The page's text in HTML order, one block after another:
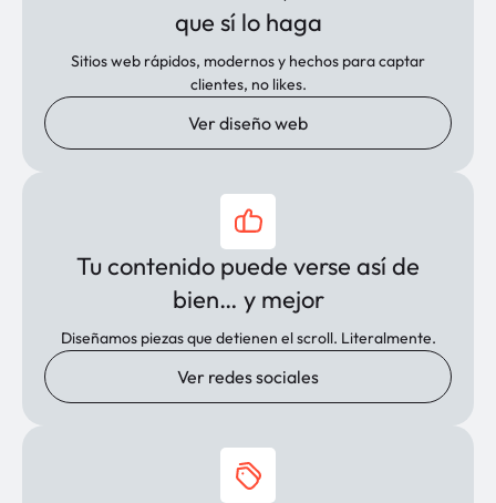
que sí lo haga
Sitios web rápidos, modernos y hechos para captar
clientes, no likes.
Ver diseño web
Tu contenido puede verse así de
bien… y mejor
Diseñamos piezas que detienen el scroll. Literalmente.
Ver redes sociales